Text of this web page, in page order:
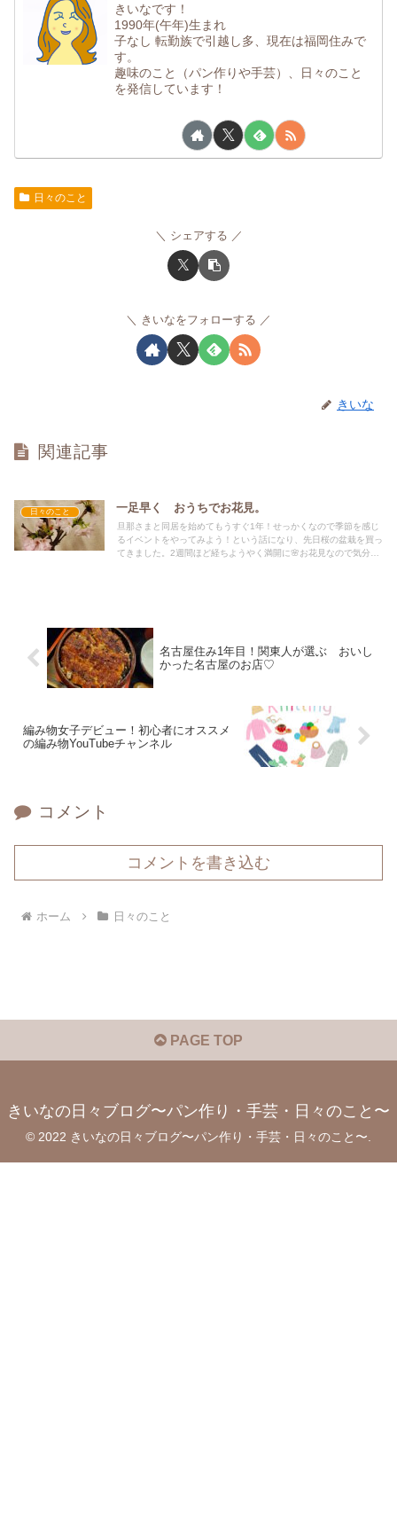
きいなです！
1990年(午年)生まれ
子なし 転勤族で引越し多、現在は福岡住みで
す。
趣味のこと（パン作りや手芸）、日々のこと
を発信しています！
日々のこと
シェアする
きいなをフォローする
きいな
関連記事
日々のこと 一足早く おうちでお花見。
旦那さまと同居を始めてもうすぐ1年！せっかくなので季節を感じ
るイベントをやってみよう！という話になり、先日桜の盆栽を買っ
てきました。2週間ほど経ちようやく満開に🌸お花見なので気分を
名古屋住み1年目！関東人が選ぶ おいし
かった名古屋のお店♡
編み物女子デビュー！初心者にオススメ
の編み物YouTubeチャンネル
コメント
コメントを書き込む
ホーム 日々のこと
PAGE TOP
きいなの日々ブログ〜パン作り・手芸・日々のこと〜
© 2022 きいなの日々ブログ〜パン作り・手芸・日々のこと〜.